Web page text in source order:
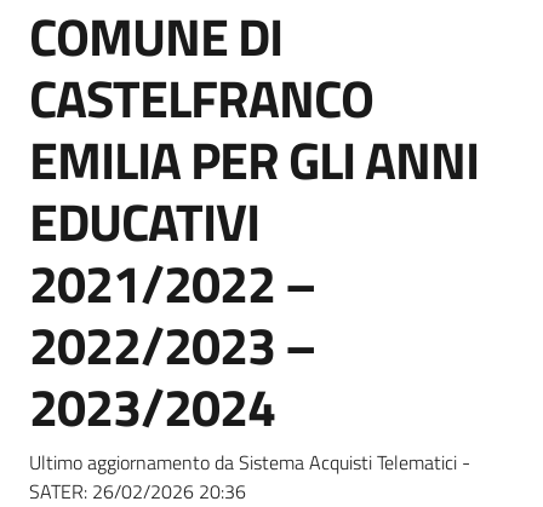
English
site
Seguici
su
COMUNE DI
CASTELFRANCO
EMILIA PER GLI ANNI
EDUCATIVI
2021/2022 –
2022/2023 –
2023/2024
Ultimo aggiornamento da Sistema Acquisti Telematici -
SATER: 26/02/2026 20:36